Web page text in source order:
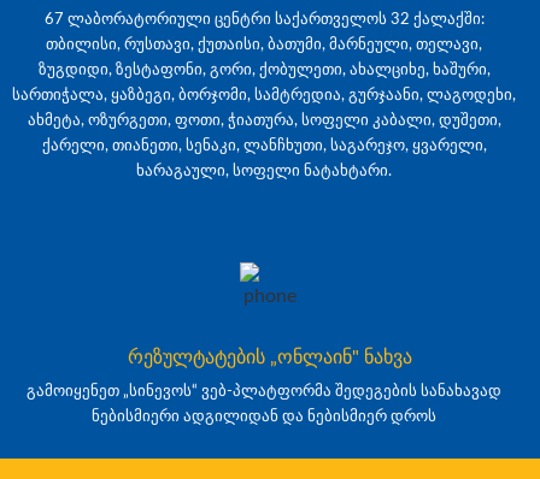
67 ლაბორატორიული ცენტრი საქართველოს 32 ქალაქში:
თბილისი, რუსთავი, ქუთაისი, ბათუმი, მარნეული, თელავი,
ზუგდიდი, ზესტაფონი, გორი, ქობულეთი, ახალციხე, ხაშური,
სართიჭალა, ყაზბეგი, ბორჯომი, სამტრედია, გურჯაანი, ლაგოდეხი,
ახმეტა, ოზურგეთი, ფოთი, ჭიათურა, სოფელი კაბალი, დუშეთი,
ქარელი, თიანეთი, სენაკი, ლანჩხუთი, საგარეჯო, ყვარელი,
ხარაგაული, სოფელი ნატახტარი.
რეზულტატების „ონლაინ" ნახვა
გამოიყენეთ „სინევოს“ ვებ-პლატფორმა შედეგების სანახავად
ნებისმიერი ადგილიდან და ნებისმიერ დროს